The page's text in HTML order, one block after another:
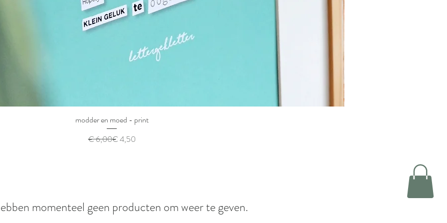
modder en moed - print
Normale prijs
€ 6,00Verkoopprijs
€ 4,50
momenteel geen producten om weer te geven.